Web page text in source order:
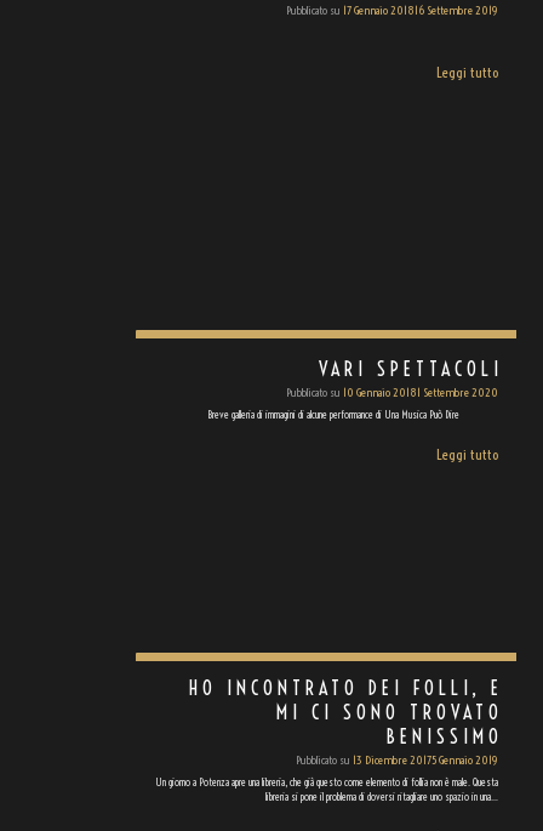
Pubblicato su 17 Gennaio 201816 Settembre 2019
Leggi tutto
VARI SPETTACOLI
Pubblicato su 10 Gennaio 20181 Settembre 2020
Breve galleria di immagini di alcune performance di Una Musica Può Dire
Leggi tutto
HO INCONTRATO DEI FOLLI, E
MI CI SONO TROVATO
BENISSIMO
Pubblicato su 13 Dicembre 20175 Gennaio 2019
Un giorno a Potenza apre una libreria, che già questo come elemento di follia non è male. Questa
libreria si pone il problema di doversi ritagliare uno spazio in una…